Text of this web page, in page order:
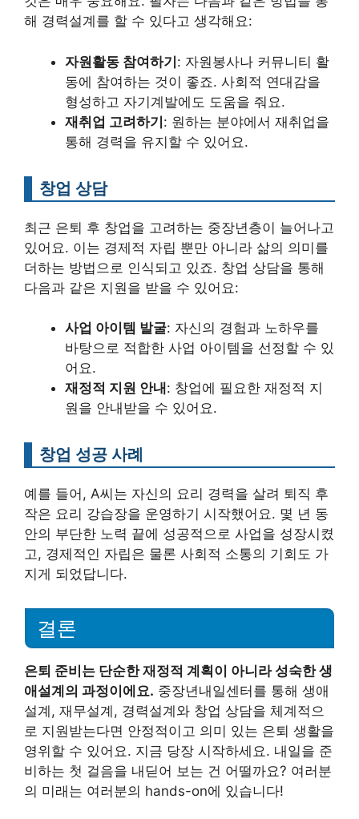
해 경력설계를 할 수 있다고 생각해요:
자원활동 참여하기: 자원봉사나 커뮤니티 활
동에 참여하는 것이 좋죠. 사회적 연대감을
형성하고 자기계발에도 도움을 줘요.
재취업 고려하기: 원하는 분야에서 재취업을
통해 경력을 유지할 수 있어요.
창업 상담
최근 은퇴 후 창업을 고려하는 중장년층이 늘어나고
있어요. 이는 경제적 자립 뿐만 아니라 삶의 의미를
더하는 방법으로 인식되고 있죠. 창업 상담을 통해
다음과 같은 지원을 받을 수 있어요:
사업 아이템 발굴: 자신의 경험과 노하우를
바탕으로 적합한 사업 아이템을 선정할 수 있
어요.
재정적 지원 안내 : 창업에 필요한 재정적 지
원을 안내받을 수 있어요.
창업 성공 사례
예를 들어, A씨는 자신의 요리 경력을 살려 퇴직 후
작은 요리 강습장을 운영하기 시작했어요. 몇 년 동
안의 부단한 노력 끝에 성공적으로 사업을 성장시켰
고, 경제적인 자립은 물론 사회적 소통의 기회도 가
지게 되었답니다.
결론
은퇴 준비는 단순한 재정적 계획이 아니라 성숙한 생
애설계의 과정이에요. 중장년내일센터를 통해 생애
설계, 재무설계, 경력설계와 창업 상담을 체계적으
로 지원받는다면 안정적이고 의미 있는 은퇴 생활을
영위할 수 있어요. 지금 당장 시작하세요. 내일을 준
비하는 첫 걸음을 내딛어 보는 건 어떨까요? 여러분
의 미래는 여러분의 hands-on에 있습니다!